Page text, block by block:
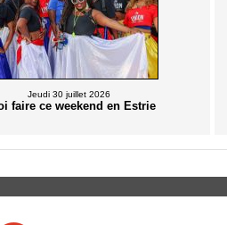
Jeudi 30 juillet 2026
faire ce weekend en Estrie